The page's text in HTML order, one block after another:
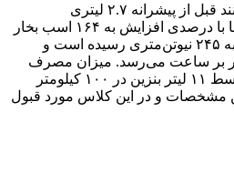
نسل جدید تویوتا هایلوکس مانند قبل از پیشرانه ۲.۷ لیتری
چهارسیلند استفاده می‌کند اما با درصدی افزایش به ۱۶۴ اسب بخار
رسیده است. گشتاور آن نیز به ۲۴۵ نیوتن‌متری رسیده است و
آن ۱۶۵ کیلومتر بر ساعت می‌رسد. میزان مصرف
سوخت آن نیز به صورت متوسط ۱۱ لیتر بنزین در ۱۰۰ کیلومتر
مشخصات و در این کلاس مورد قبول